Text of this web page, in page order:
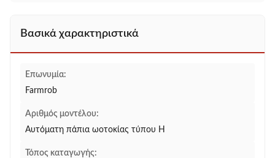
Βασικά χαρακτηριστικά
Επωνυμία:
Farmrob
Αριθμός μοντέλου:
Αυτόματη πάπια ωοτοκίας τύπου H
Τόπος καταγωγής: